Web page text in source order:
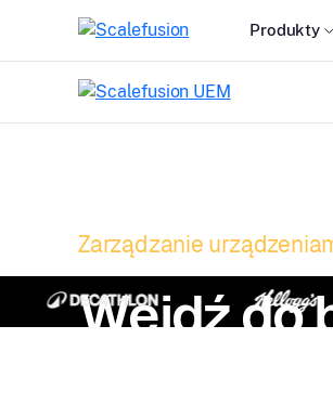
Produkty
Zarządzanie
Wejdź do